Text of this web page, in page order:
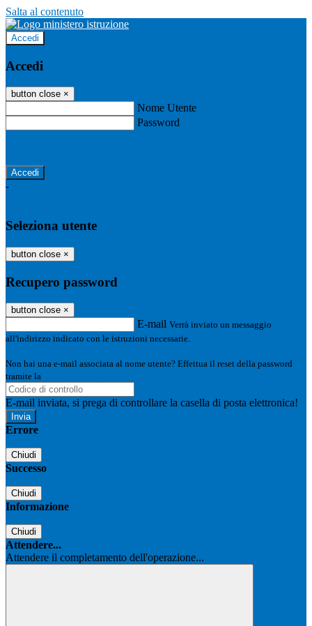
Salta al contenuto
Accedi
Accedi
button close ×
Nome Utente
Password
-
Seleziona utente
button close ×
Recupero password
button close ×
E-mail Verrà inviato un messaggio
all'indirizzo indicato con le istruzioni necessarie.
Non hai una e-mail associata al nome utente? Effettua il reset della password
tramite la
E-mail inviata, si prega di controllare la casella di posta elettronica!
Errore
Chiudi
Successo
Chiudi
Informazione
Chiudi
Attendere...
Attendere il completamento dell'operazione...